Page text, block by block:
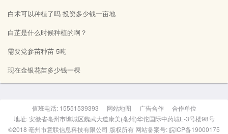
白术可以种植了吗 投资多少钱一亩地
白芷是什么时候种植的啊？
需要党参苗种苗 5吨
现在金银花苗多少钱一棵
值班电话: 15551539393 网站地图 广告合作
合作单位
地址: 安徽省亳州市谯城区魏武大道康美(亳州)华佗国际中药城E-3号楼98号
©2018 亳州市意联信息科技有限公司 版权所有 网站备案号: 皖ICP备19000175